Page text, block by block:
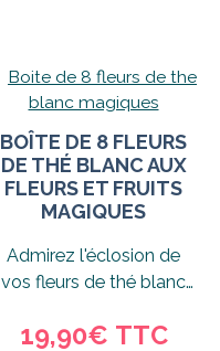
BOÎTE DE 8 FLEURS
DE THÉ BLANC AUX
FLEURS ET FRUITS
MAGIQUES
Admirez l'éclosion de
vos fleurs de thé blanc
fruitées...
19,90€ TTC